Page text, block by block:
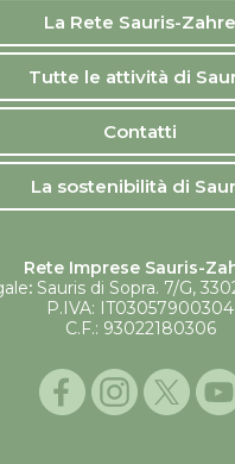
La Rete Sauris-Zahre
Tutte le attività di
Contatti
La sostenibilità di
Rete Imprese Sauris-
: Sauris di Sopra. 7/G,
P.IVA: IT03057900304
C.F.: 93022180306